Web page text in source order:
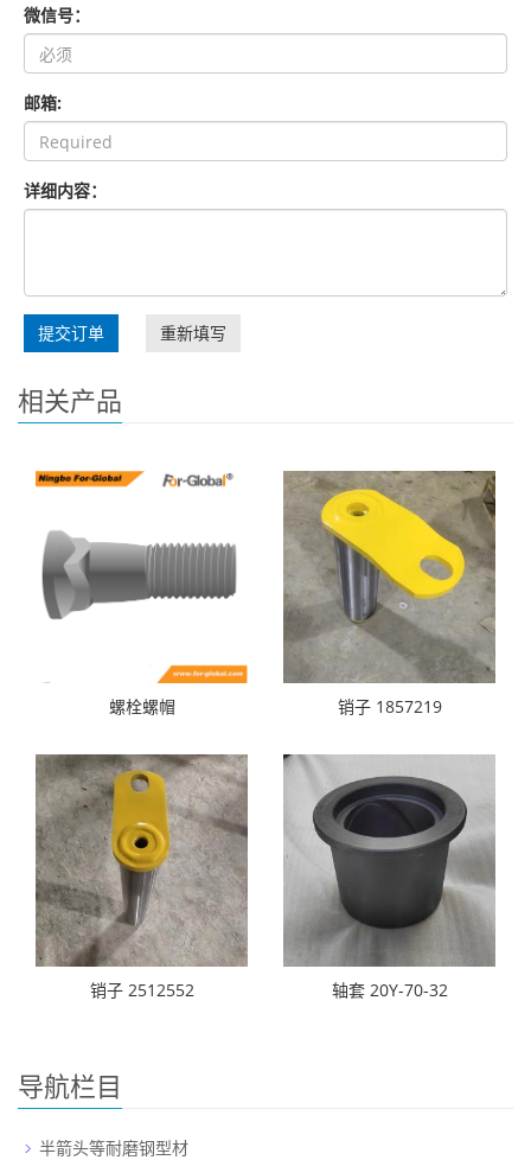
微信号：
邮箱:
详细内容：
提交订单 重新填写
相关产品
螺栓螺帽 销子 1857219
销子 2512552 轴套 20Y-70-32
导航栏目
半箭头等耐磨钢型材